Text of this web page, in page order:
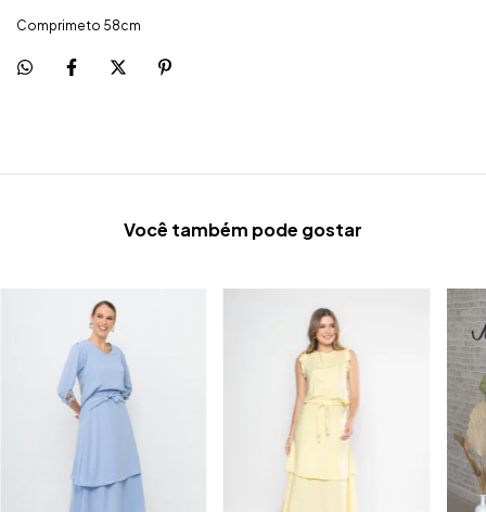
Comprimeto 58cm
Você também pode gostar